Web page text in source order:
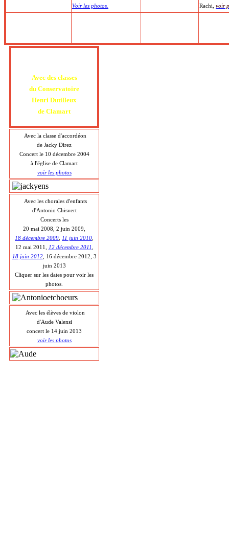
Voir les photos.
Rachi, voir
Avec des classes
du Conservatoire
Henri Dutilleux
de Clamart
Avec la classe d'accordéon
de Jacky Direz
Concert le 10 décembre 2004
à l'église de Clamart
voir les photos
Avec les chorales d'enfants
d'Antonio Chisvert
Concerts les
20 mai 2008, 2 juin 2009,
18 décembre 2009
11 juin 2010
12 mai 2011,
12 décembre 2011
18 juin 2012, 16 décembre 2012, 3
juin 2013
Cliquer sur les dates pour voir les
photos.
Avec les élèves de violon
d'Aude Valensi
concert le 14 juin 2013
voir les photos